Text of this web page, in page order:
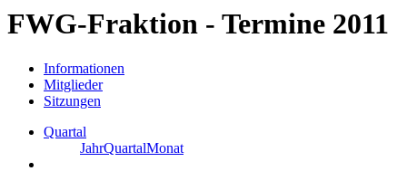
FWG-Fraktion - Termine 2011
Informationen
Mitglieder
Sitzungen
Quartal
JahrQuartalMonat